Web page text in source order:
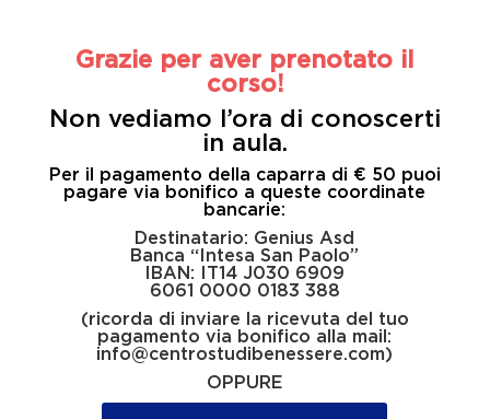
Grazie per aver prenotato il
corso!
Non vediamo l’ora di conoscerti
in aula.
Per il pagamento della caparra di € 50 puoi
pagare via bonifico a queste coordinate
bancarie:
Destinatario: Genius Asd
Banca “Intesa San Paolo”
IBAN: IT14 J030 6909
6061 0000 0183 388
(ricorda di inviare la ricevuta del tuo
pagamento via bonifico alla mail:
info@centrostudibenessere.com)
OPPURE